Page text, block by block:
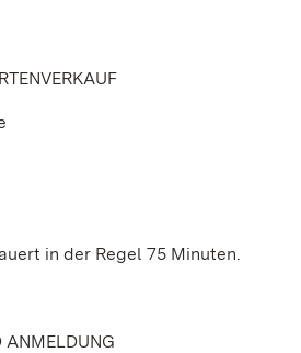
in der Regel 75 Minuten.
ANMELDUNG